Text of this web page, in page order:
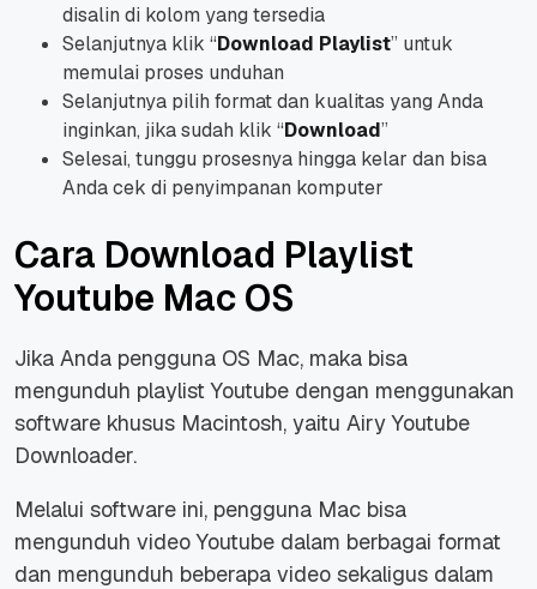
disalin di kolom yang tersedia
Selanjutnya klik “Download Playlist” untuk
memulai proses unduhan
Selanjutnya pilih format dan kualitas yang Anda
inginkan, jika sudah klik “Download”
Selesai, tunggu prosesnya hingga kelar dan bisa
Anda cek di penyimpanan komputer
Cara Download Playlist
Youtube Mac OS
Jika Anda pengguna OS Mac, maka bisa
mengunduh playlist Youtube dengan menggunakan
software khusus Macintosh, yaitu Airy Youtube
Downloader.
Melalui software ini, pengguna Mac bisa
mengunduh video Youtube dalam berbagai format
dan mengunduh beberapa video sekaligus dalam